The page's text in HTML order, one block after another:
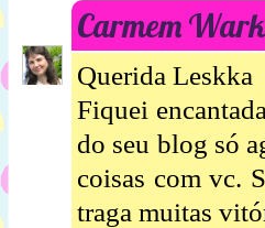
Carmem
Querida Leskka
Fiquei
do seu blog só
coisas com vc.
traga muitas